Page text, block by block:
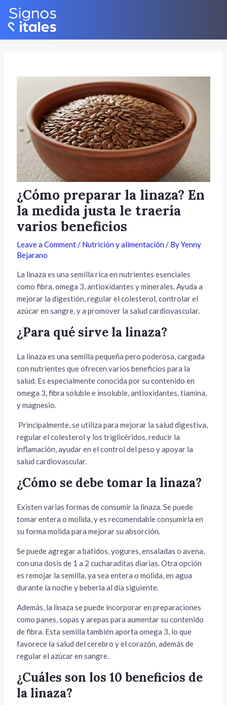
Skip
content
¿Cómo preparar la linaza? En
la medida justa le traería
varios beneficios
Leave a Comment/ Nutrición y alimentación / ByYenny
Bejarano
La linaza es una semilla rica en nutrientes esenciales
como fibra, omega 3, antioxidantes y minerales. Ayuda a
mejorar la digestión, regular el colesterol, controlar el
azúcar en sangre, y a promover la salud cardiovascular.
¿Para qué sirve la linaza?
La linaza es una semilla pequeña pero poderosa, cargada
con nutrientes que ofrecen varios beneficios para la
salud. Es especialmente conocida por su contenido en
omega 3, fibra soluble e insoluble, antioxidantes, tiamina,
y magnesio.
Principalmente, se utiliza para mejorar la salud digestiva,
regular el colesterol y los triglicéridos, reducir la
inflamación, ayudar en el control del peso y apoyar la
salud cardiovascular.
¿Cómo se debe tomar la linaza?
Existen varias formas de consumir la linaza. Se puede
tomar entera o molida, y es recomendable consumirla en
su forma molida para mejorar su absorción.
Se puede agregar a batidos, yogures, ensaladas o avena,
con una dosis de 1 a 2 cucharaditas diarias. Otra opción
es remojar la semilla, ya sea entera o molida, en agua
durante la noche y beberla al día siguiente.
Además, la linaza se puede incorporar en preparaciones
como panes, sopas y arepas para aumentar su contenido
de fibra. Esta semilla también aporta omega 3, lo que
favorece la salud del cerebro y el corazón, además de
regular el azúcar en sangre.
¿Cuáles son los 10 beneficios de
la linaza?
Post
navigation